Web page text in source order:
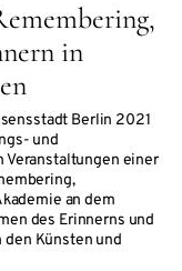
in
Berlin 2021
und
Veranstaltungen einer
an dem
des Erinnerns und
Künsten und